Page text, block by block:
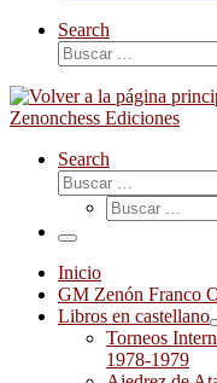
Search
Buscar
Zenonchess Ediciones
Search
Buscar
Buscar
Menú
Inicio
GM Zenón Franco
Libros en castellano
Torneos
1978-1979